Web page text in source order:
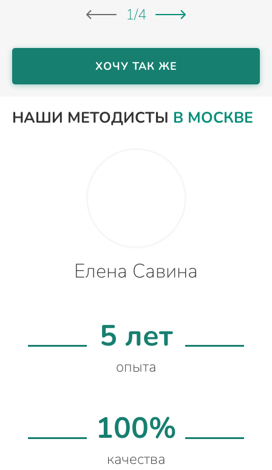
1/4
ХОЧУ ТАК ЖЕ
НАШИ МЕТОДИСТЫ В МОСКВЕ
Елена Савина
5 лет
опыта
100%
качества